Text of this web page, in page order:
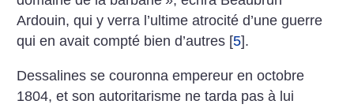
Ardouin, qui y verra l’ultime atrocité d’une guerre
qui en avait compté bien d’autres [5].
Dessalines se couronna empereur en octobre
1804, et son autoritarisme ne tarda pas à lui